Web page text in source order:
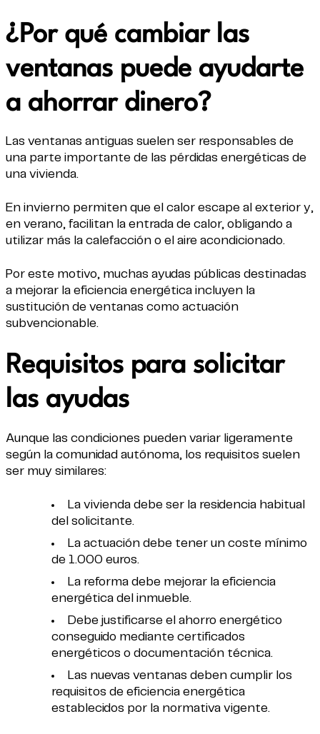
¿Por qué cambiar las
ventanas puede ayudarte
a ahorrar dinero?
Las ventanas antiguas suelen ser responsables de
una parte importante de las pérdidas energéticas de
una vivienda.
En invierno permiten que el calor escape al exterior y,
en verano, facilitan la entrada de calor, obligando a
utilizar más la calefacción o el aire acondicionado.
Por este motivo, muchas ayudas públicas destinadas
a mejorar la eficiencia energética incluyen la
sustitución de ventanas como actuación
subvencionable.
Requisitos para solicitar
las ayudas
Aunque las condiciones pueden variar ligeramente
según la comunidad autónoma, los requisitos suelen
ser muy similares:
La vivienda debe ser la residencia habitual
del solicitante.
La actuación debe tener un coste mínimo
de 1.000 euros.
La reforma debe mejorar la eficiencia
energética del inmueble.
Debe justificarse el ahorro energético
conseguido mediante certificados
energéticos o documentación técnica.
Las nuevas ventanas deben cumplir los
requisitos de eficiencia energética
establecidos por la normativa vigente.